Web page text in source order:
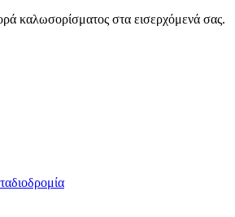
καλωσορίσματος στα εισερχόμενά σας.